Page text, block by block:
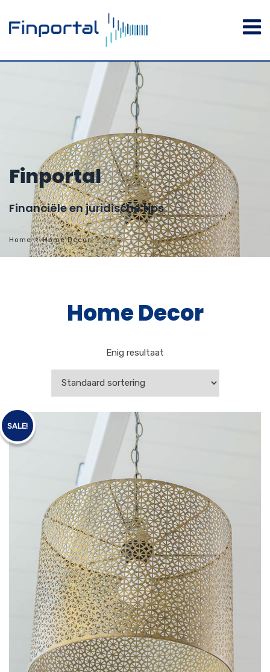
Finportal
Financiële en juridische tips
Home Home Decor
Home Decor
Enig resultaat
SALE!